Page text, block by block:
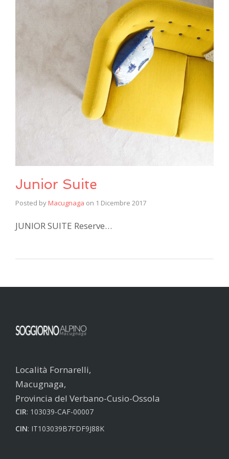
Junior Suite
Posted by Macugnaga on 1 Dicembre 2017
JUNIOR SUITE Reserve…
Località Fornarelli,
Macugnaga,
Provincia del Verbano-Cusio-Ossola
CIR: 103039-CAF-00007
CIN: IT103039B7FDF9J88K